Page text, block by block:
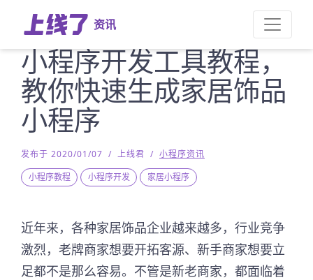
资讯
小程序开发工具教程，
教你快速生成家居饰品
小程序
发布于 2020/01/07 / 上线君 / 小程序资讯
小程序教程
小程序开发 家居小程序
近年来，各种家居饰品企业越来越多，行业竞争
激烈，老牌商家想要开拓客源、新手商家想要立
足都不是那么容易。不管是新老商家，都面临着